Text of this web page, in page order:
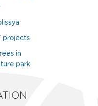
projects
in
park